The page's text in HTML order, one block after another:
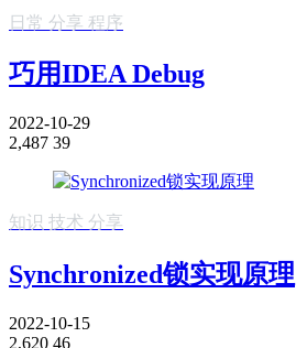
日常 分享 程序
巧用IDEA Debug
2022-10-29
2,487 39
知识 技术 分享
Synchronized锁实现原理
2022-10-15
2,620 46